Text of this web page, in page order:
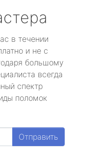
в течении
и не с
большому
всегда
спектр
поломок
Отправить